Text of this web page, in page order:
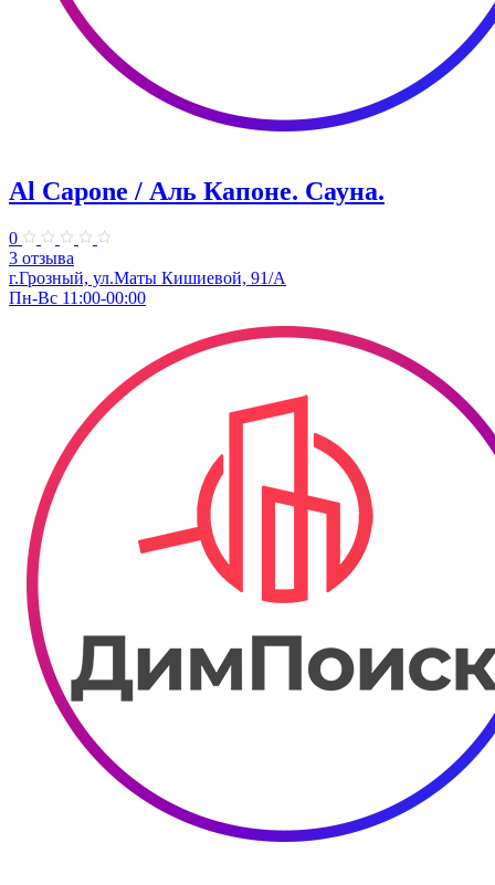
Al Capone / Аль Капоне. Сауна.
0
3 отзыва
г.Грозный, ул.Маты Кишиевой, 91/А
Пн-Вс 11:00-00:00